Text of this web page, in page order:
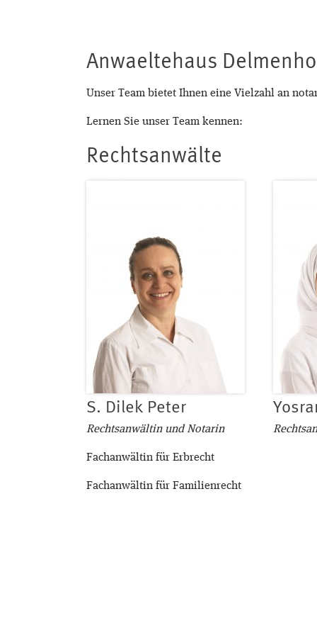
Anwaeltehaus
Unser Team bietet Ihnen eine Vielzahl an
Lernen Sie unser Team kennen:
Rechtsanwälte
S. Dilek Peter
Rechtsanwältin und Notarin
Fachanwältin für Erbrecht
Fachanwältin für Familienrecht